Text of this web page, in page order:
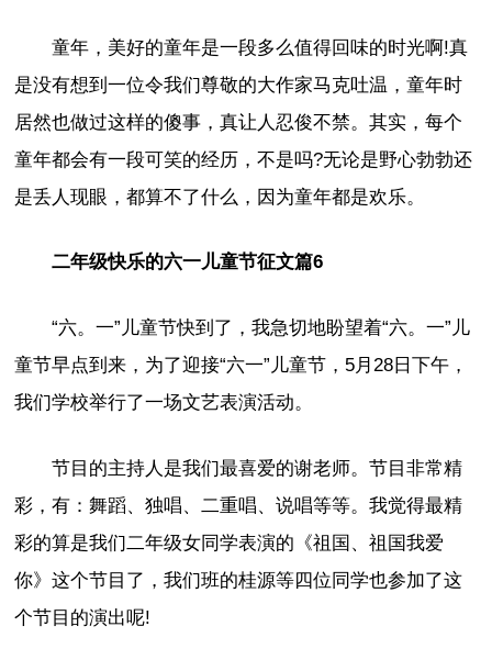
童年，美好的童年是一段多么值得回味的时光啊!真
是没有想到一位令我们尊敬的大作家马克吐温，童年时
居然也做过这样的傻事，真让人忍俊不禁。其实，每个
童年都会有一段可笑的经历，不是吗?无论是野心勃勃还
是丢人现眼，都算不了什么，因为童年都是欢乐。
二年级快乐的六一儿童节征文篇6
“六。一”儿童节快到了，我急切地盼望着“六。一”儿
童节早点到来，为了迎接“六一”儿童节，5月28日下午，
我们学校举行了一场文艺表演活动。
节目的主持人是我们最喜爱的谢老师。节目非常精
彩，有：舞蹈、独唱、二重唱、说唱等等。我觉得最精
彩的算是我们二年级女同学表演的《祖国、祖国我爱
你》这个节目了，我们班的桂源等四位同学也参加了这
个节目的演出呢!